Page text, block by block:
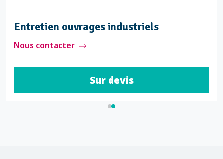
Entretien ouvrages industriels
Nous contacter
Sur devis